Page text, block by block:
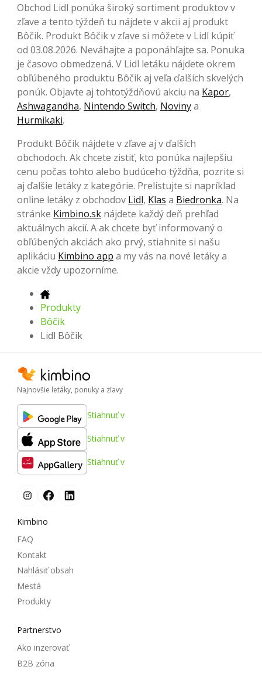
Obchod Lidl ponúka široký sortiment produktov v
zľave a tento týždeň tu nájdete v akcii aj produkt
Bôčik. Produkt Bôčik v zľave si môžete v Lidl kúpiť
od 03.08.2026. Neváhajte a poponáhľajte sa. Ponuka
je časovo obmedzená. V Lidl letáku nájdete okrem
obľúbeného produktu Bôčik aj veľa ďalších skvelých
ponúk. Objavte aj tohtotýždňovú akciu na Kapor,
Ashwagandha, Nintendo Switch, Novinya
Hurmikaki.
Produkt Bôčik nájdete v zľave aj v ďalších
obchodoch. Ak chcete zistiť, kto ponúka najlepšiu
cenu počas tohto alebo budúceho týždňa, pozrite si
aj ďalšie letáky z kategórie. Prelistujte si napríklad
online letáky z obchodov Lidl, Klas a Biedronka. Na
stránke Kimbino.sk nájdete každý deň prehľad
aktuálnych akcií. A ak chcete byť informovaný o
obľúbených akciách ako prvý, stiahnite si našu
aplikáciu Kimbino app a my vás na nové letáky a
akcie vždy upozorníme.
Produkty
Bôčik
Lidl Bôčik
Najnovšie letáky, ponuky a zľavy
Stiahnuť v
Stiahnuť v
Stiahnuť v
Kimbino
FAQ
Kontakt
Nahlásiť obsah
Mestá
Produkty
Partnerstvo
Ako inzerovať
B2B zóna